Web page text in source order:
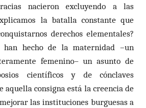
nacieron excluyendo a las
la batalla constante que
derechos elementales?
han hecho de la maternidad –un
femenino– un asunto de
científicos y de cónclaves
aquella consigna está la creencia de
las instituciones burguesas a